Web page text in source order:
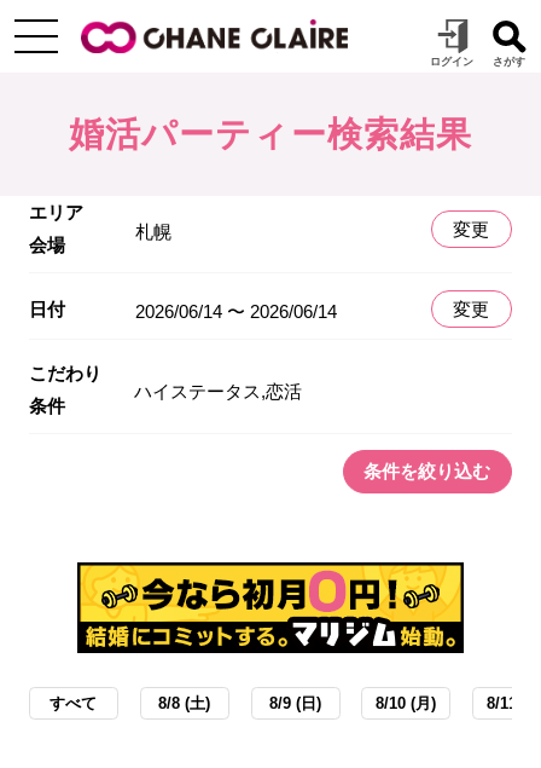
婚活パーティー検索結果
エリア
会場
札幌 変更
日付 2026/06/14 〜 2026/06/14 変更
こだわり
条件
ハイステータス,恋活
条件を絞り込む
すべて 8/8 (土) 8/9 (日) 8/10 (月) 8/11 (